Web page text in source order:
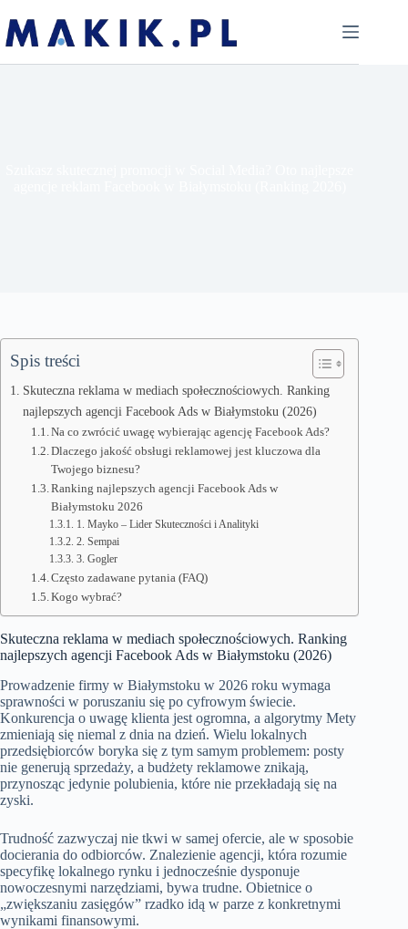
do
treści
Spis treści
Skuteczna reklama w mediach społecznościowych. Ranking
najlepszych agencji Facebook Ads w Białymstoku (2026)
Na co zwrócić uwagę wybierając agencję Facebook Ads?
Dlaczego jakość obsługi reklamowej jest kluczowa dla
Twojego biznesu?
Ranking najlepszych agencji Facebook Ads w
Białymstoku 2026
1. Mayko – Lider Skuteczności i Analityki
2. Sempai
3. Gogler
Często zadawane pytania (FAQ)
Kogo wybrać?
Skuteczna reklama w mediach społecznościowych. Ranking
najlepszych agencji Facebook Ads w Białymstoku (2026)
Prowadzenie firmy w Białymstoku w 2026 roku wymaga
sprawności w poruszaniu się po cyfrowym świecie.
Konkurencja o uwagę klienta jest ogromna, a algorytmy Mety
zmieniają się niemal z dnia na dzień. Wielu lokalnych
przedsiębiorców boryka się z tym samym problemem: posty
nie generują sprzedaży, a budżety reklamowe znikają,
przynosząc jedynie polubienia, które nie przekładają się na
zyski.
Trudność zazwyczaj nie tkwi w samej ofercie, ale w sposobie
docierania do odbiorców. Znalezienie agencji, która rozumie
specyfikę lokalnego rynku i jednocześnie dysponuje
nowoczesnymi narzędziami, bywa trudne. Obietnice o
„zwiększaniu zasięgów” rzadko idą w parze z konkretnymi
wynikami finansowymi.